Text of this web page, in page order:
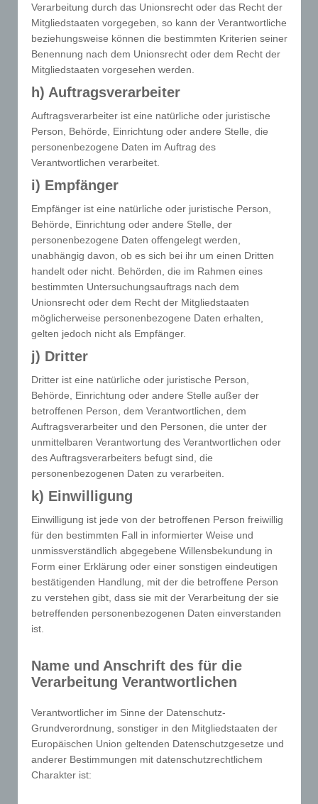
Online-Shop merkt sich die Artikel, die ein Kunde in
den virtuellen Warenkorb gelegt hat, über ein
Cookie.
Die betroffene Person kann die Setzung von Cookies
durch unsere Internetseite jederzeit mittels einer
entsprechenden Einstellung des genutzten
Internetbrowsers verhindern und damit der Setzung
von Cookies dauerhaft widersprechen. Ferner
können bereits gesetzte Cookies jederzeit über einen
Internetbrowser oder andere Softwareprogramme
gelöscht werden. Dies ist in allen gängigen
Person die Setzung von Cookies in dem genutzten
Internetbrowser, sind unter Umständen nicht alle
Funktionen unserer Internetseite vollumfänglich
nutzbar.
Erfassung von allgemeinen Daten und
Informationen
Die Internetseite erfasst mit jedem Aufruf der
Internetseite durch eine betroffene Person oder ein
Daten und Informationen. Diese allgemeinen Daten
und Informationen werden in den Logfiles des
Servers gespeichert. Erfasst werden können die (1)
verwendeten Browsertypen und Versionen, (2) das
vom zugreifenden System verwendete
Betriebssystem, (3) die Internetseite, von welcher ein
zugreifendes System auf unsere Internetseite
gelangt (sogenannte Referrer), (4) die
Unterwebseiten, welche über ein zugreifendes
System auf unserer Internetseite angesteuert
werden, (5) das Datum und die Uhrzeit eines Zugriffs
auf die Internetseite, (6) eine Internet-Protokoll-
Adresse (IP-Adresse), (7) der Internet-Service-
Provider des zugreifenden Systems und (8) sonstige
ähnliche Daten und Informationen, die der
Gefahrenabwehr im Falle von Angriffen auf unsere
Bei der Nutzung dieser allgemeinen Daten und
Informationen ziehen wird keine Rückschlüsse auf
die betroffene Person. Diese Informationen werden
vielmehr benötigt, um (1) die Inhalte unserer
Internetseite korrekt auszuliefern, (2) die Inhalte
unserer Internetseite sowie die Werbung für diese
zu optimieren, (3) die dauerhafte Funktionsfähigkeit
Verarbeitung durch das Unionsrecht oder das Recht der
Mitgliedstaaten vorgegeben, so kann der Verantwortliche
beziehungsweise können die bestimmten Kriterien seiner
Benennung nach dem Unionsrecht oder dem Recht der
Mitgliedstaaten vorgesehen werden.
h) Auftragsverarbeiter
Auftragsverarbeiter ist eine natürliche oder juristische
Person, Behörde, Einrichtung oder andere Stelle, die
personenbezogene Daten im Auftrag des
Verantwortlichen verarbeitet.
i) Empfänger
Empfänger ist eine natürliche oder juristische Person,
Behörde, Einrichtung oder andere Stelle, der
personenbezogene Daten offengelegt werden,
unabhängig davon, ob es sich bei ihr um einen Dritten
handelt oder nicht. Behörden, die im Rahmen eines
bestimmten Untersuchungsauftrags nach dem
Unionsrecht oder dem Recht der Mitgliedstaaten
möglicherweise personenbezogene Daten erhalten,
gelten jedoch nicht als Empfänger.
j) Dritter
Dritter ist eine natürliche oder juristische Person,
Behörde, Einrichtung oder andere Stelle außer der
betroffenen Person, dem Verantwortlichen, dem
Auftragsverarbeiter und den Personen, die unter der
unmittelbaren Verantwortung des Verantwortlichen oder
des Auftragsverarbeiters befugt sind, die
personenbezogenen Daten zu verarbeiten.
k) Einwilligung
Einwilligung ist jede von der betroffenen Person freiwillig
für den bestimmten Fall in informierter Weise und
unmissverständlich abgegebene Willensbekundung in
Form einer Erklärung oder einer sonstigen eindeutigen
bestätigenden Handlung, mit der die betroffene Person
zu verstehen gibt, dass sie mit der Verarbeitung der sie
betreffenden personenbezogenen Daten einverstanden
ist.
Name und Anschrift des für die
Verarbeitung Verantwortlichen
Verantwortlicher im Sinne der Datenschutz-
Grundverordnung, sonstiger in den Mitgliedstaaten der
Europäischen Union geltenden Datenschutzgesetze und
anderer Bestimmungen mit datenschutzrechtlichem
Charakter ist: